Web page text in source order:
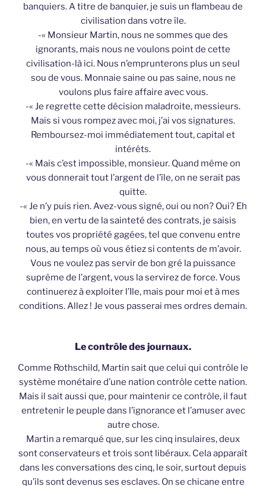
banquiers. A titre de banquier, je suis un flambeau de
civilisation dans votre île.
-« Monsieur Martin, nous ne sommes que des
ignorants, mais nous ne voulons point de cette
civilisation-là ici. Nous n’emprunterons plus un seul
sou de vous. Monnaie saine ou pas saine, nous ne
voulons plus faire affaire avec vous.
-« Je regrette cette décision maladroite, messieurs.
Mais si vous rompez avec moi, j’ai vos signatures.
Remboursez-moi immédiatement tout, capital et
intérêts.
-« Mais c’est impossible, monsieur. Quand même on
vous donnerait tout l’argent de l’île, on ne serait pas
quitte.
-« Je n’y puis rien. Avez-vous signé, oui ou non? Oui? Eh
bien, en vertu de la sainteté des contrats, je saisis
toutes vos propriété gagées, tel que convenu entre
nous, au temps où vous étiez si contents de m’avoir.
Vous ne voulez pas servir de bon gré la puissance
suprême de l’argent, vous la servirez de force. Vous
continuerez à exploiter l’Ile, mais pour moi et à mes
conditions. Allez ! Je vous passerai mes ordres demain.
Le contrôle des journaux.
Comme Rothschild, Martin sait que celui qui contrôle le
système monétaire d’une nation contrôle cette nation.
Mais il sait aussi que, pour maintenir ce contrôle, il faut
entretenir le peuple dans l’ignorance et l’amuser avec
autre chose.
Martin a remarqué que, sur les cinq insulaires, deux
sont conservateurs et trois sont libéraux. Cela apparaît
dans les conversations des cinq, le soir, surtout depuis
qu’ils sont devenus ses esclaves. On se chicane entre